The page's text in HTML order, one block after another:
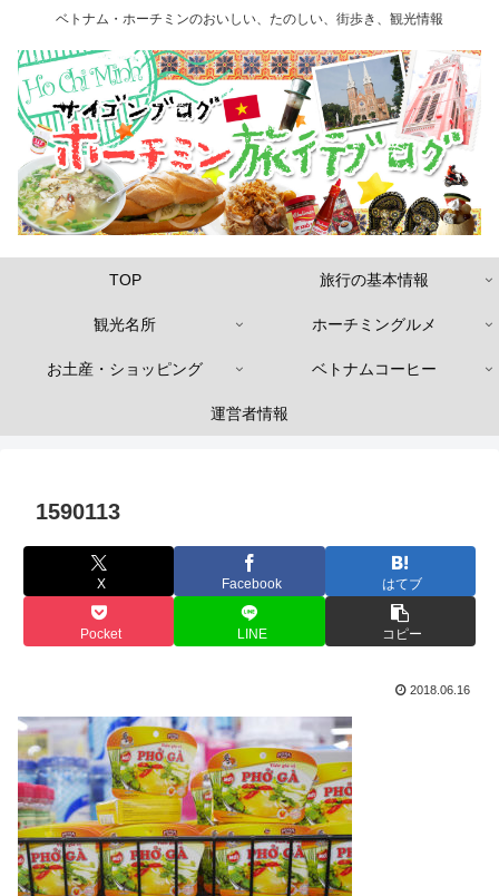
ベトナム・ホーチミンのおいしい、たのしい、街歩き、観光情報
TOP 旅行の基本情報
観光名所 ホーチミングルメ
お土産・ショッピング ベトナムコーヒー
運営者情報
1590113
X Facebook はてブ
Pocket LINE コピー
2018.06.16